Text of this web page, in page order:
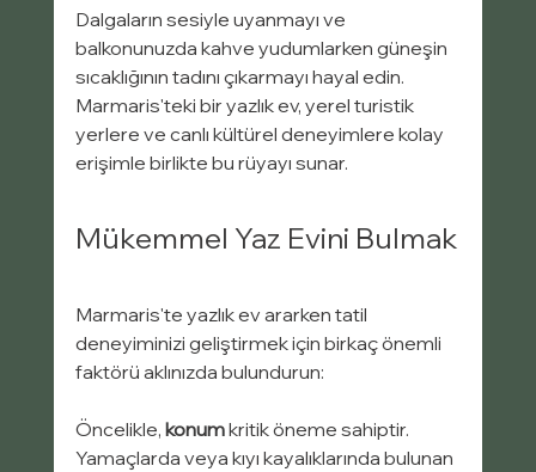
Dalgaların sesiyle uyanmayı ve
balkonunuzda kahve yudumlarken güneşin
sıcaklığının tadını çıkarmayı hayal edin.
Marmaris'teki bir yazlık ev, yerel turistik
yerlere ve canlı kültürel deneyimlere kolay
erişimle birlikte bu rüyayı sunar.
Mükemmel Yaz Evini Bulmak
Marmaris'te yazlık ev ararken tatil
deneyiminizi geliştirmek için birkaç önemli
faktörü aklınızda bulundurun:
Öncelikle, konum kritik öneme sahiptir.
Yamaçlarda veya kıyı kayalıklarında bulunan